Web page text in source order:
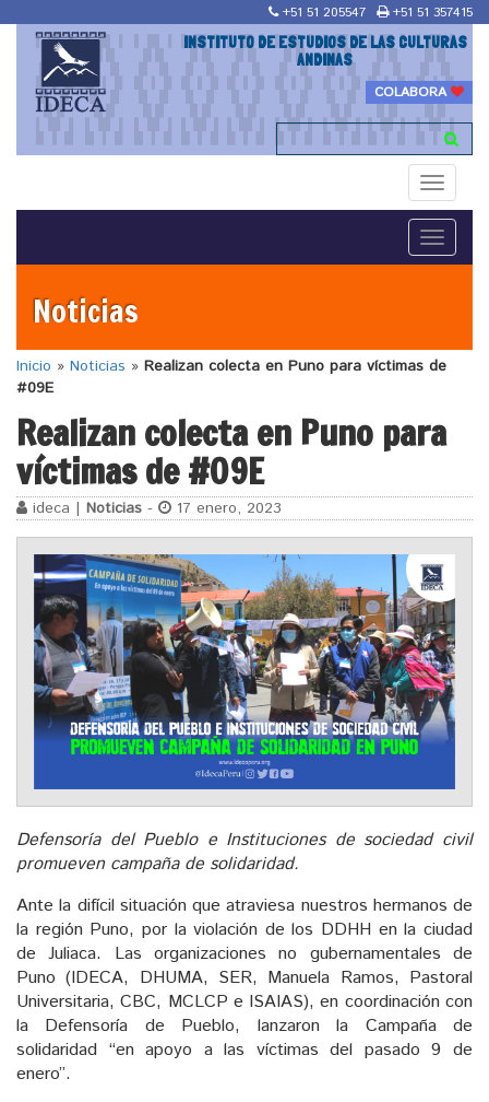
+51 51 205547 +51 51 357415
INSTITUTO DE ESTUDIOS DE LAS CULTURAS
ANDINAS
COLABORA
Toggle
Toggle
Noticias
Inicio » Noticias » Realizan colecta en Puno para víctimas de
#09E
Realizan colecta en Puno para
víctimas de #09E
ideca | Noticias - 17 enero, 2023
Defensoría del Pueblo e Instituciones de sociedad civil
promueven campaña de solidaridad.
Ante la difícil situación que atraviesa nuestros hermanos de
la región Puno, por la violación de los DDHH en la ciudad
de Juliaca. Las organizaciones no gubernamentales de
Puno (IDECA, DHUMA, SER, Manuela Ramos, Pastoral
Universitaria, CBC, MCLCP e ISAIAS), en coordinación con
la Defensoría de Pueblo, lanzaron la Campaña de
solidaridad “en apoyo a las víctimas del pasado 9 de
enero”.